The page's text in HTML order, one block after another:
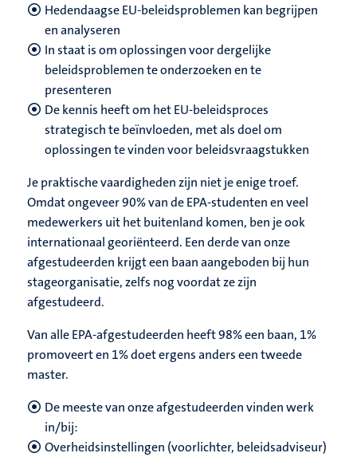
Hedendaagse EU-beleidsproblemen kan begrijpen
en analyseren
In staat is om oplossingen voor dergelijke
beleidsproblemen te onderzoeken en te
presenteren
De kennis heeft om het EU-beleidsproces
strategisch te beïnvloeden, met als doel om
oplossingen te vinden voor beleidsvraagstukken
Je praktische vaardigheden zijn niet je enige troef.
Omdat ongeveer 90% van de EPA-studenten en veel
medewerkers uit het buitenland komen, ben je ook
internationaal georiënteerd. Een derde van onze
afgestudeerden krijgt een baan aangeboden bij hun
stageorganisatie, zelfs nog voordat ze zijn
afgestudeerd.
Van alle EPA-afgestudeerden heeft 98% een baan, 1%
promoveert en 1% doet ergens anders een tweede
master.
De meeste van onze afgestudeerden vinden werk
in/bij:
Overheidsinstellingen (voorlichter, beleidsadviseur)